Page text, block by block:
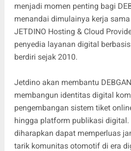
menjadi momen penting bagi
menandai dimulainya kerja
JETDINO Hosting & Cloud
penyedia layanan digital
berdiri sejak 2010.
Jetdino akan membantu
membangun identitas digital
pengembangan sistem tiket
hingga platform publikasi digital.
diharapkan dapat memperluas
tarik komunitas otomotif di era